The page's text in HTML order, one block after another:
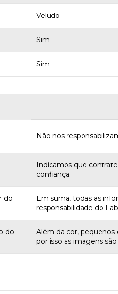
Veludo
Sim
Sim
Não nos
Indicamos que
confiança.
do
Em suma, todas as
responsabilidade do
do
Além da cor,
por isso as imagens